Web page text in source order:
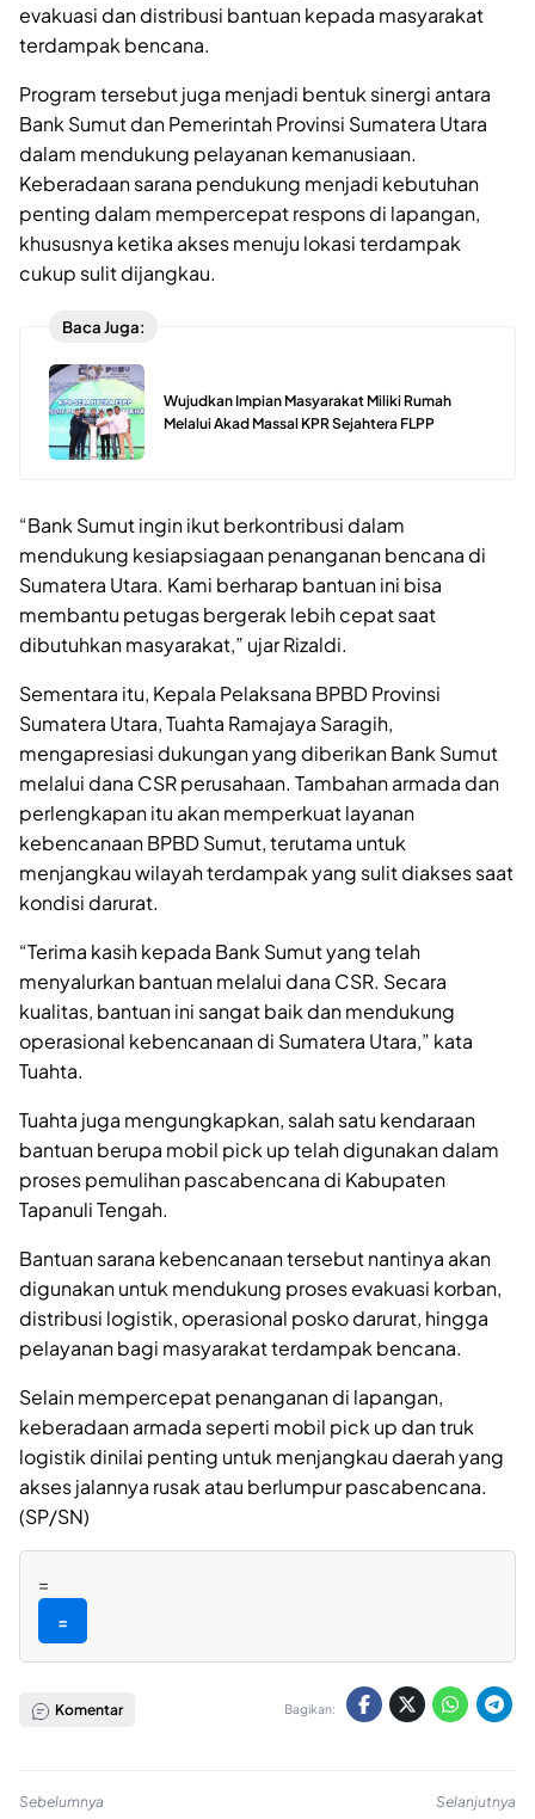
evakuasi dan distribusi bantuan kepada masyarakat
terdampak bencana.
Program tersebut juga menjadi bentuk sinergi antara
Bank Sumut dan Pemerintah Provinsi Sumatera Utara
dalam mendukung pelayanan kemanusiaan.
Keberadaan sarana pendukung menjadi kebutuhan
penting dalam mempercepat respons di lapangan,
khususnya ketika akses menuju lokasi terdampak
cukup sulit dijangkau.
Baca Juga:
Wujudkan Impian Masyarakat Miliki Rumah
Melalui Akad Massal KPR Sejahtera FLPP
“Bank Sumut ingin ikut berkontribusi dalam
mendukung kesiapsiagaan penanganan bencana di
Sumatera Utara. Kami berharap bantuan ini bisa
membantu petugas bergerak lebih cepat saat
dibutuhkan masyarakat,” ujar Rizaldi.
Sementara itu, Kepala Pelaksana BPBD Provinsi
Sumatera Utara, Tuahta Ramajaya Saragih,
mengapresiasi dukungan yang diberikan Bank Sumut
melalui dana CSR perusahaan. Tambahan armada dan
perlengkapan itu akan memperkuat layanan
kebencanaan BPBD Sumut, terutama untuk
menjangkau wilayah terdampak yang sulit diakses saat
kondisi darurat.
“Terima kasih kepada Bank Sumut yang telah
menyalurkan bantuan melalui dana CSR. Secara
kualitas, bantuan ini sangat baik dan mendukung
operasional kebencanaan di Sumatera Utara,” kata
Tuahta.
Tuahta juga mengungkapkan, salah satu kendaraan
bantuan berupa mobil pick up telah digunakan dalam
proses pemulihan pascabencana di Kabupaten
Tapanuli Tengah.
Bantuan sarana kebencanaan tersebut nantinya akan
digunakan untuk mendukung proses evakuasi korban,
distribusi logistik, operasional posko darurat, hingga
pelayanan bagi masyarakat terdampak bencana.
Selain mempercepat penanganan di lapangan,
keberadaan armada seperti mobil pick up dan truk
logistik dinilai penting untuk menjangkau daerah yang
akses jalannya rusak atau berlumpur pascabencana.
(SP/SN)
=
=
Komentar Bagikan:
Sebelumnya
Selanjutnya